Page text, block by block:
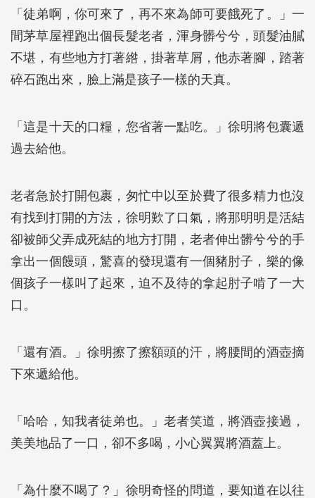
「徒弟啊，你可來了，再不來為師可要餓死了。」一
間茅草屋裡跑出個長髮老者，渾身髒兮兮，頭髮油膩
不堪，有些地方打著綹，掛著草屑，他赤著腳，踏著
碎石跑出來，臉上滿是孩子一樣的天真。
「這是十天的口糧，您省著一點吃。」徐明將包囊遞
過去給他。
老者急於打開包裹，匆忙中以至於費了很多精力也沒
有找到打開的方法，徐明歎了口氣，將那明明是活結
卻被師父弄成死結的地方打開，老者伸出髒兮兮的手
拿出一個饅頭，驚喜的發現還有一個豬肘子，樂的像
個孩子一樣叫了起來，迫不及待的拿起肘子啃了一大
口。
「還有酒。」徐明擦了擦額頭的汗，將腰間的酒壺摘
下來遞給他。
「哈哈，知我者徒弟也。」老者笑道，將酒壺接過，
美美地品了一口，卻不多喝，小心翼翼將酒蓋上。
「為什麼不喝了？」徐明奇怪的問道，要知道在以往